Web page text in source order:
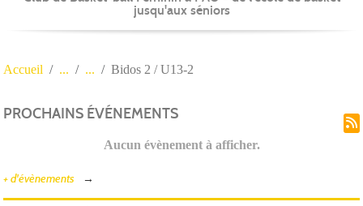
jusqu'aux séniors
Accueil Bidos 2 / U13-2
PROCHAINS ÉVÉNEMENTS
Aucun évènement à afficher.
+ d'évènements